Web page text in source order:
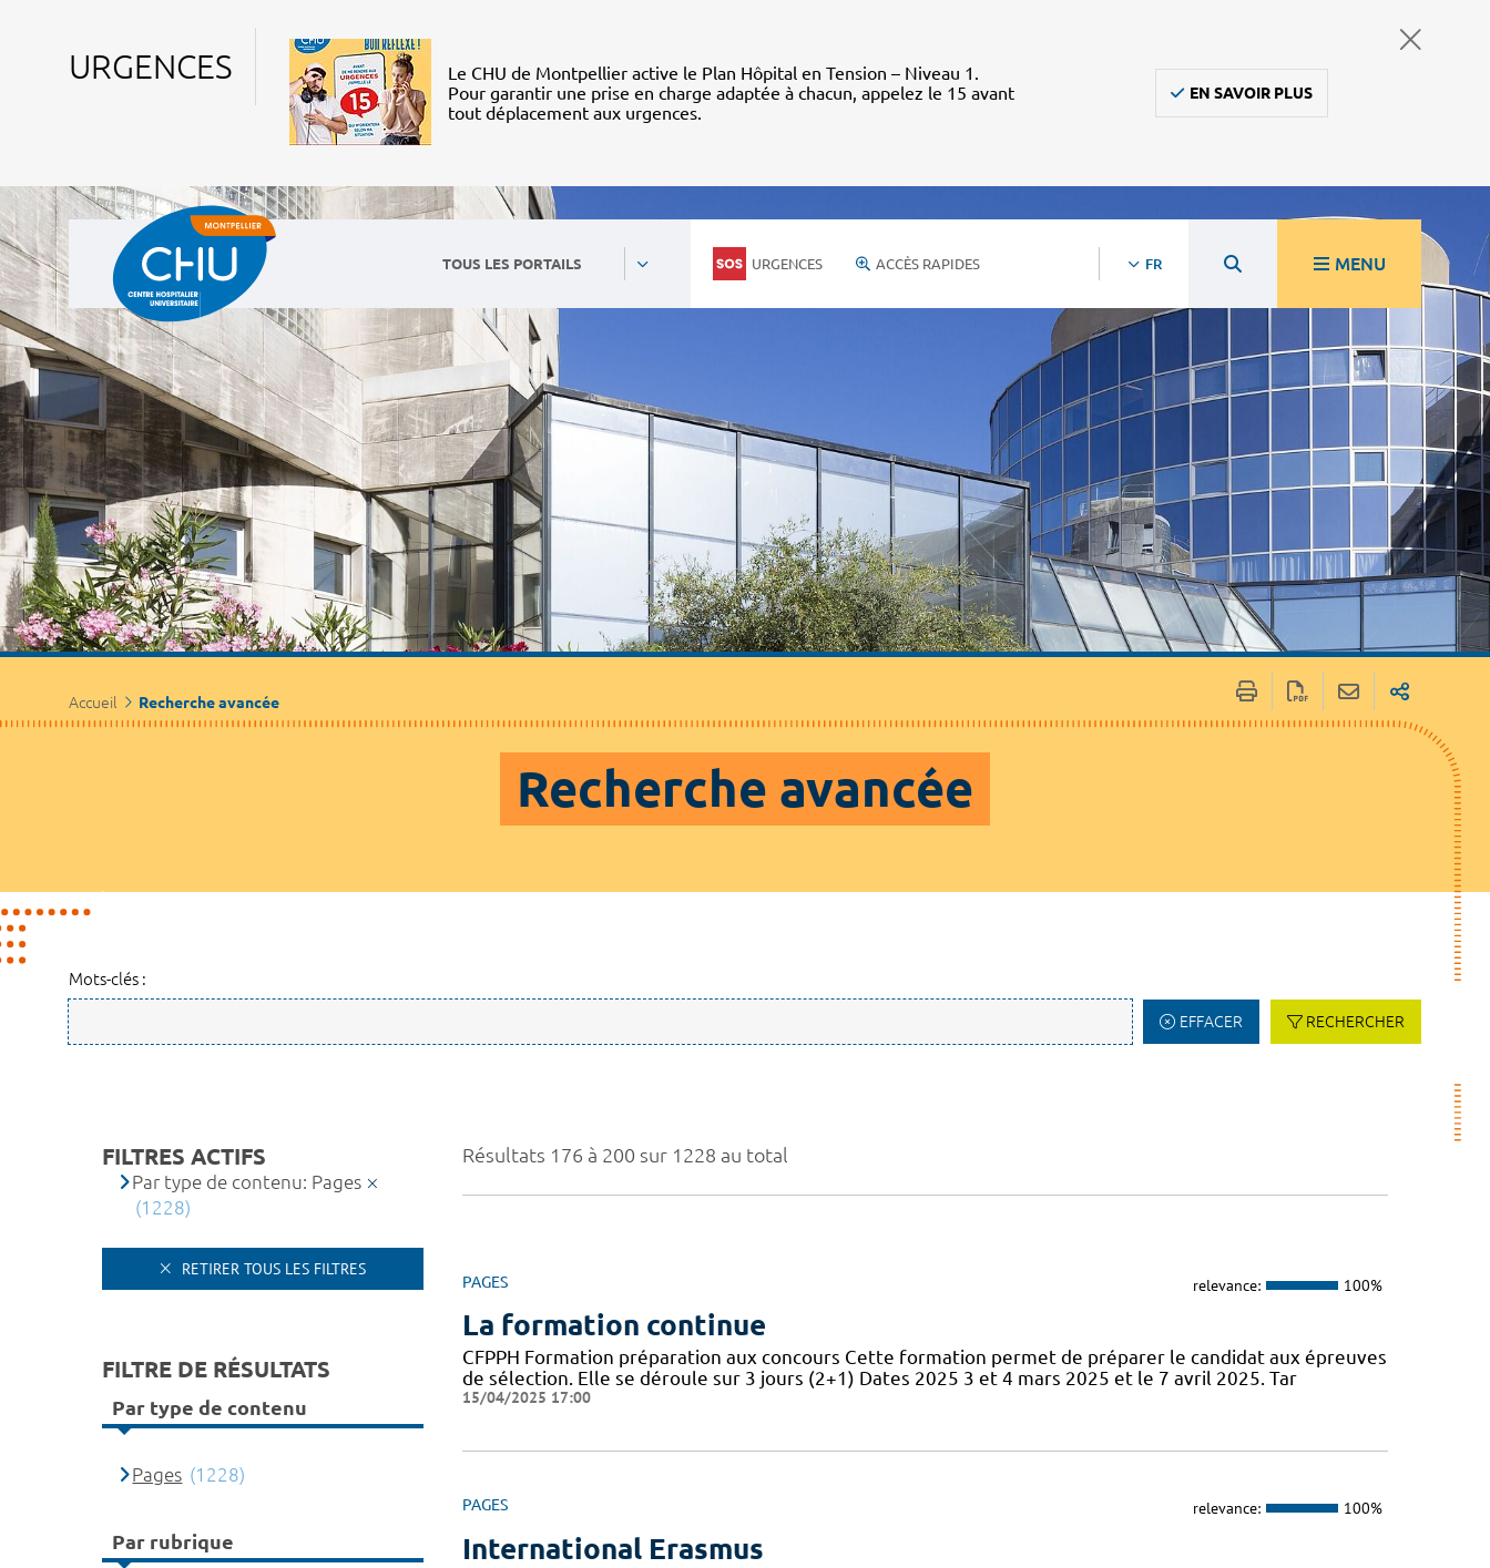
URGENCES
Le CHU de Montpellier active le Plan Hôpital en Tension – Niveau 1.
Pour garantir une prise en charge adaptée à chacun, appelez le 15 avant
tout déplacement aux urgences.
EN SAVOIR PLUS
TOUS LES PORTAILS URGENCES ACCÈS RAPIDES FR MENU
Accueil Recherche avancée
Recherche avancée
Mots-clés :
EFFACER RECHERCHER
Résultats 176 à 200 sur 1228 au total
PAGES relevance: 100%
La formation continue
CFPPH Formation préparation aux concours Cette formation permet de préparer le candidat aux épreuves
de sélection. Elle se déroule sur 3 jours (2+1) Dates 2025 3 et 4 mars 2025 et le 7 avril 2025. Tar
15/04/2025 17:00
PAGES relevance: 100%
International Erasmus
FILTRES ACTIFS
Par type de contenu: Pages
(1228)
RETIRER TOUS LES FILTRES
FILTRE DE RÉSULTATS
Par type de contenu
Pages (1228)
Par rubrique